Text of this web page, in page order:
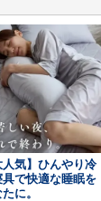
人気】ひんやり冷
具で快適な睡眠を
に。